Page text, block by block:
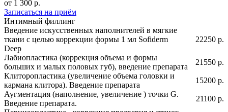
от 1 300 р.
Записаться на приём
Интимный филлинг
Введение искусственных наполнителей в мягкие
ткани с целью коррекции формы 1 мл Sofiderm
Deep
22250 р.
Лабиопластика (коррекция объема и формы
больших и малых половых губ), введение препарата
21550 р.
Клиторопластика (увеличение объема головки и
кармана клитора). Введение препарата
15200 р.
Аугментация (наполнение, увеличение ) точки G.
Введение препарата.
21100 р.